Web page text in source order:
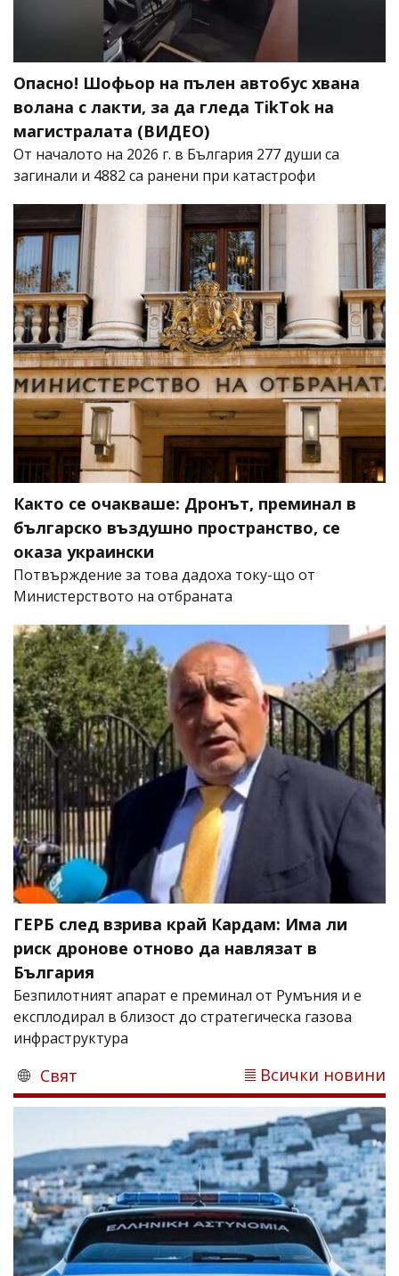
Опасно! Шофьор на пълен автобус хвана
волана с лакти, за да гледа TikTok на
магистралата (ВИДЕО)
От началото на 2026 г. в България 277 души са
загинали и 4882 са ранени при катастрофи
Както се очакваше: Дронът, преминал в
българско въздушно пространство, се
оказа украински
Потвърждение за това дадоха току-що от
Министерството на отбраната
ГЕРБ след взрива край Кардам: Има ли
риск дронове отново да навлязат в
България
Безпилотният апарат е преминал от Румъния и е
експлодирал в близост до стратегическа газова
инфраструктура
Свят Всички новини